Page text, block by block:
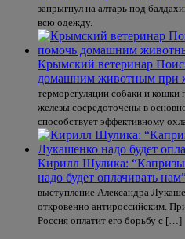
запрыгнул на алтарь под
всю одежду.
Крымский ветеринар
домашним животным при
терморегуляции собаки и
железы сосредоточены в
способствует эффективному
Кирилл Шулика: “Капризы
надо будет оплачивать
выступление Александра
откровенно антироссийским.
Россия оплатит его борьбу с […]